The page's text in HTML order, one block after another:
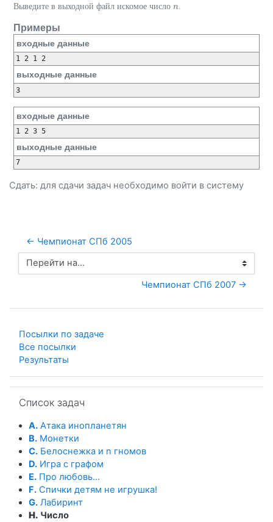
Выведите в выходной файл искомое число n
n .
Примеры
входные данные
выходные данные
входные данные
выходные данные
Сдать: для сдачи задач необходимо войти в систему
← Чемпионат СПб 2005
Перейти на...
Чемпионат СПб 2007 →
Посылки по задаче
Все посылки
Результаты
Список задач
A. Атака инопланетян
B. Монетки
C. Белоснежка и n гномов
D. Игра с графом
E. Про любовь...
F. Спички детям не игрушка!
G. Лабиринт
H. Число